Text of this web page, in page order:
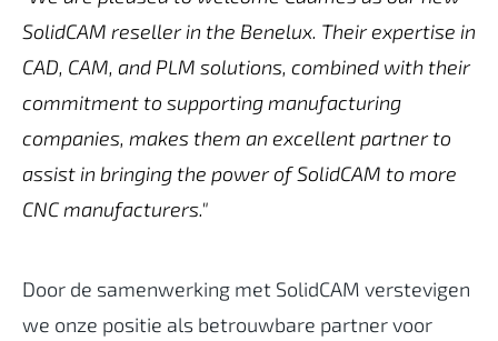
SolidCAM reseller in the Benelux. Their expertise in
CAD, CAM, and PLM solutions, combined with their
commitment to supporting manufacturing
companies, makes them an excellent partner to
assist in bringing the power of SolidCAM to more
CNC manufacturers."
Door de samenwerking met SolidCAM verstevigen
we onze positie als betrouwbare partner voor